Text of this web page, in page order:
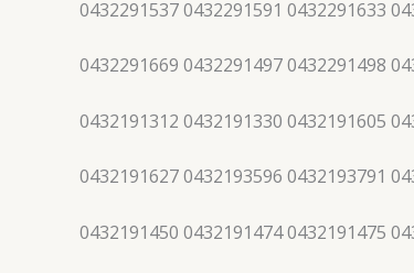
0432291537 0432291591 0432291633
0432291669 0432291497 0432291498
0432191312 0432191330 0432191605
0432191627 0432193596 0432193791
0432191450 0432191474 0432191475